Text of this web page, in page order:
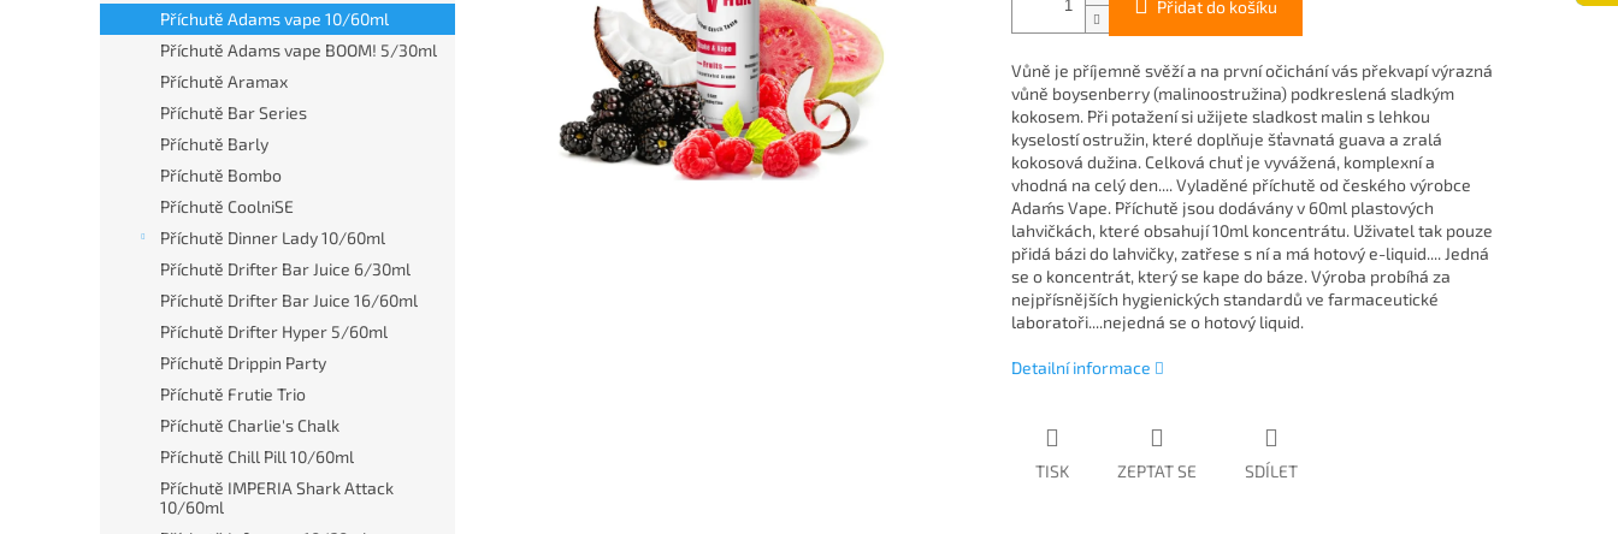
n
e
Příchutě Adams vape 10/60ml
Příchutě Adams vape BOOM! 5/30ml
Příchutě Aramax
Příchutě Bar Series
Příchutě Barly
Příchutě Bombo
Příchutě CoolniSE
Příchutě Dinner Lady 10/60ml
Příchutě Drifter Bar Juice 6/30ml
Příchutě Drifter Bar Juice 16/60ml
Příchutě Drifter Hyper 5/60ml
Příchutě Drippin Party
Příchutě Frutie Trio
Příchutě Charlie's Chalk
Příchutě Chill Pill 10/60ml
Příchutě IMPERIA Shark Attack
10/60ml
Přidat do košíku
Vůně je příjemně svěží a na první očichání vás překvapí výrazná
vůně boysenberry (malinoostružina) podkreslená sladkým
kokosem. Při potažení si užijete sladkost malin s lehkou
kyselostí ostružin, které doplňuje šťavnatá guava a zralá
kokosová dužina. Celková chuť je vyvážená, komplexní a
vhodná na celý den.... Vyladěné příchutě od českého výrobce
Adam´s Vape. Příchutě jsou dodávány v 60ml plastových
lahvičkách, které obsahují 10ml koncentrátu. Uživatel tak pouze
přidá bázi do lahvičky, zatřese s ní a má hotový e-liquid.... Jedná
se o koncentrát, který se kape do báze. Výroba probíhá za
nejpřísnějších hygienických standardů ve farmaceutické
laboratoři....nejedná se o hotový liquid.
Detailní informace
TISK ZEPTAT SE SDÍLET